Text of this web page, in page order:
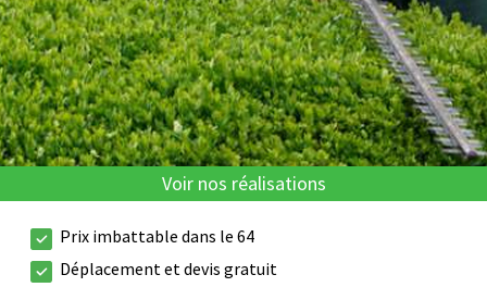
Voir nos réalisations
Prix imbattable dans le 64
Déplacement et devis gratuit